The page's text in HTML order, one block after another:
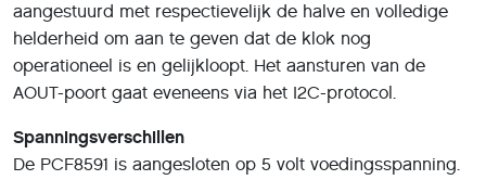
aangestuurd met respectievelijk de halve en volledige
helderheid om aan te geven dat de klok nog
operationeel is en gelijkloopt. Het aansturen van de
AOUT-poort gaat eveneens via het I2C-protocol.
Spanningsverschillen
De PCF8591 is aangesloten op 5 volt voedingsspanning.